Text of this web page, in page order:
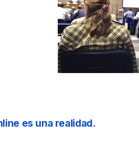
es una realidad.